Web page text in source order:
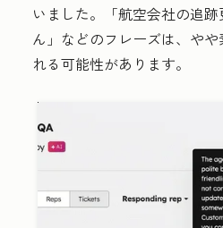
いました。「航空会社の追
ん」などのフレーズは、や
れる可能性があります。